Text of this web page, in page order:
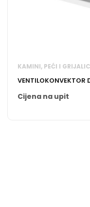
KAMINI, PEĆI I
VENTILOKONVEKTOR
Cijena na upit